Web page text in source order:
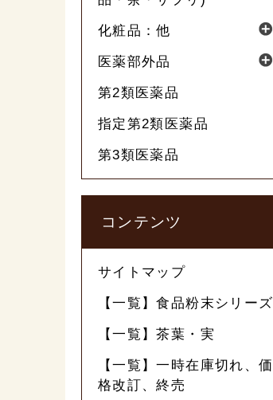
化粧品：他
医薬部外品
第2類医薬品
指定第2類医薬品
第3類医薬品
コンテンツ
サイトマップ
【一覧】食品粉末シリーズ
【一覧】茶葉・実
【一覧】一時在庫切れ、価
格改訂、終売